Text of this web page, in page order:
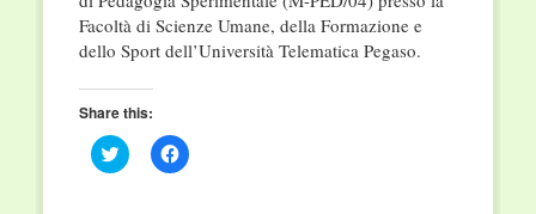
Facoltà di Scienze Umane, della Formazione e
dello Sport dell’Università Telematica Pegaso.
Share this:
Click
to
Click
to